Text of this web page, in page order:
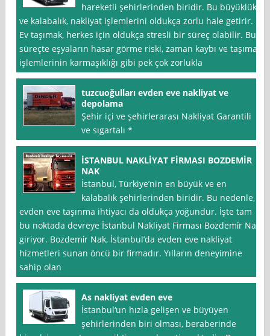
hareketli şehirlerinden biridir. Bu büyüklük
ve kalabalık, nakliyat işlemlerini oldukça zorlu hale getirir.
Ev taşımak, herkes için oldukça stresli bir süreç olabilir. Bu
süreçte eşyaların hasar görme riski, zaman kaybı ve taşıma
işlemlerinin karmaşıklığı gibi pek çok zorlukla
tuzcuoğulları evden eve nakliyat ve
depolama
Şehir içi ve şehirlerarası Nakliyat Garantili
ve sıgartalı *
İSTANBUL NAKLİYAT FİRMASI BOZDEMİR
NAK
İstanbul, Türkiye’nin en büyük ve en
kalabalık şehirlerinden biridir. Bu nedenle,
evden eve taşınma ihtiyacı da oldukça yoğundur. İşte tam
bu noktada devreye İstanbul Nakliyat Firması Bozdemi̇r Nak
giriyor. Bozdemi̇r Nak, İstanbul’da evden eve nakliyat
hizmetleri sunan öncü bir firmadır. Yılların deneyimine
sahip olan
As nakliyat evden eve
İstanbul‘un hızla gelişen ve büyüyen
şehirlerinden biri olması, beraberinde